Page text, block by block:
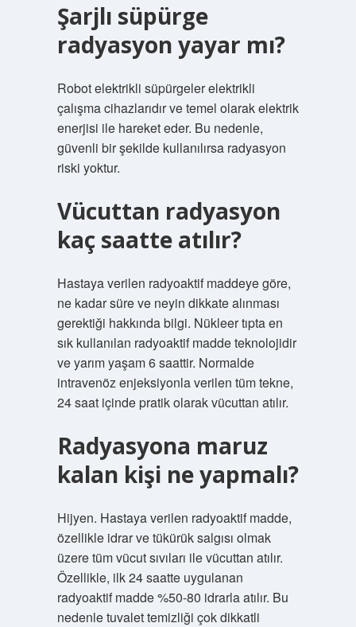
Şarjlı süpürge
radyasyon yayar mı?
Robot elektrikli süpürgeler elektrikli
çalışma cihazlarıdır ve temel olarak elektrik
enerjisi ile hareket eder. Bu nedenle,
güvenli bir şekilde kullanılırsa radyasyon
riski yoktur.
Vücuttan radyasyon
kaç saatte atılır?
Hastaya verilen radyoaktif maddeye göre,
ne kadar süre ve neyin dikkate alınması
gerektiği hakkında bilgi. Nükleer tıpta en
sık kullanılan radyoaktif madde teknolojidir
ve yarım yaşam 6 saattir. Normalde
intravenöz enjeksiyonla verilen tüm tekne,
24 saat içinde pratik olarak vücuttan atılır.
Radyasyona maruz
kalan kişi ne yapmalı?
Hijyen. Hastaya verilen radyoaktif madde,
özellikle idrar ve tükürük salgısı olmak
üzere tüm vücut sıvıları ile vücuttan atılır.
Özellikle, ilk 24 saatte uygulanan
radyoaktif madde %50-80 idrarla atılır. Bu
nedenle tuvalet temizliği çok dikkatli